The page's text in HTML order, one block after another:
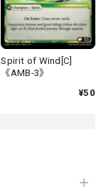
Spirit of Wind[C]
《AMB-3》
¥50